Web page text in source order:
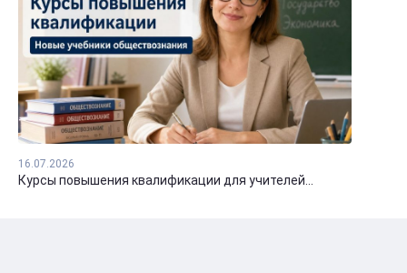
16.07.2026
Курсы повышения квалификации для учителей...